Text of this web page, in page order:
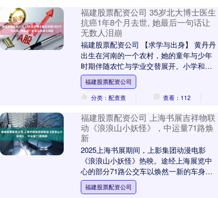
福建股票配资公司 35岁北大博士医生
抗癌1年8个月去世, 她最后一句话让
无数人泪崩
福建股票配资公司 【求学与出身】 黄丹丹
出生在河南的一个农村，她的童年与少年
时期伴随农忙与学业交替展开。小学和初
中阶段，她依靠村镇有限的教育资源完成
基础课程，同....
福建股票配资公司
分类：配查查
查看：112
福建股票配资公司 上海书展吉祥物联
动《浪浪山小妖怪》，中运量71路焕
新
2025上海书展期间，上影集团动漫电影
《浪浪山小妖怪》热映。途经上海展览中
心的部分71路公交车以焕然一新的车身主
题设计，生动呈现上海书展吉祥物“逗点”与
电影IP....
福建股票配资公司